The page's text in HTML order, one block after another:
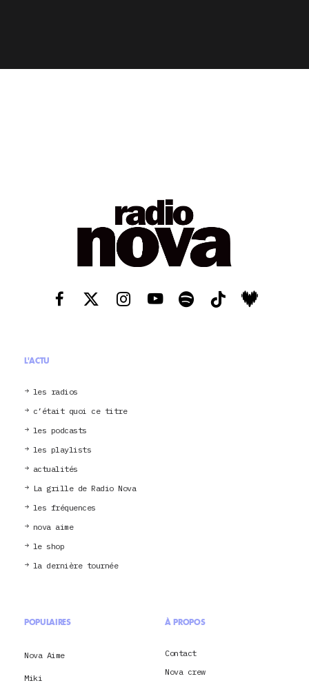
L'ACTU
les radios
c’était quoi ce titre
les podcasts
les playlists
actualités
La grille de Radio Nova
les fréquences
nova aime
le shop
la dernière tournée
POPULAIRES
Nova Aime
Miki
À PROPOS
Contact
Nova crew